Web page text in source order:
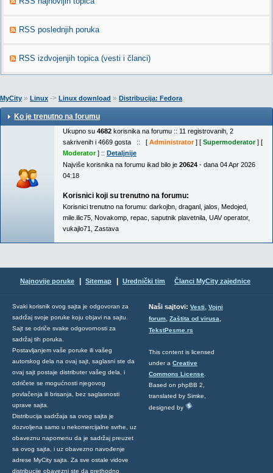
RSS poslednjih poruka
RSS izdvojenjih topica (vesti i članci)
MyCity » Linux -> Linux download » Distribucija: Fedora
Ko je trenutno na forumu
Ukupno su 4682 korisnika na forumu :: 11 registrovanih, 2
sakrivenih i 4669 gosta :: [ Administrator] [ Supermoderator] [
Moderator] :: Detaljnije
Najviše korisnika na forumu ikad bilo je 20624 - dana 04 Apr 2026
04:18
Korisnici koji su trenutno na forumu:
Korisnici trenutno na forumu: darkojbn draganl jalos Medojed
mile.ilic75 Novakomp repac saputnik plavetnila UAV operator,
vukajlo71
Zastava
Najnovije poruke Sitemap Urednički tim Članci MyCity zajednice
Svaki korisnik ovog sajta je odgovoran za
sadržaj svoje poruke koju objavi na sajtu.
Sajt se odriče svake odgovornosti za
sadržaj tih poruka.
Postavljanjem vaše poruke ili vašeg
autorskog dela na ovaj sajt, saglasni ste da
ovaj sajt postaje distributer vašeg dela, i
odričete se mogućnosti njegovog
povlačenja ili brisanja, bez saglasnosti
uprave sajta.
Distribucija sadržaja sa ovog sajta je
dozvoljena samo u nekomercijalne svrhe, uz
obaveznu napomenu da je sadržaj preuzet
sa ovog sajta, i uz obavezno navođenje
adrese MyCity sajta. Za sve ostale vidove
distribucije obavezni ste da prethodno
Naši sajtovi: Vesti, Vojni
forum, Zaštita od virusa,
TekstPesme.rs
This content is licensed
under a Creative
Commons License
Based on phpBB 2,
translated by Simke,
designed by